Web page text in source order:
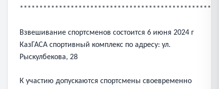
Взвешивание спортсменов состоится 6 июня 2024 г
КазГАСА спортивный комплекс по адресу: ул.
Рыскулбекова, 28
К участию допускаются спортсмены своевременно